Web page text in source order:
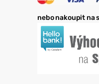
nebo nakoupit na